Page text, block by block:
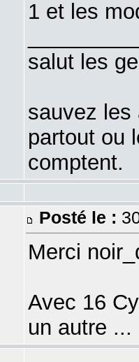
1 et les
salut les
sauvez les
partout ou
comptent.
Posté le :
Merci
Avec 16
un autre ...